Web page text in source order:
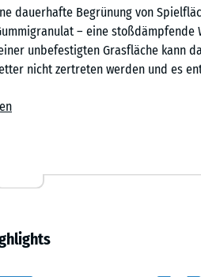
dauerhafte Begrünung von
– eine stoßdämpfende
unbefestigten Grasfläche kann
nicht zertreten werden und es
sowie Hänge und leichte
PU-gebundenem Gummigranulat